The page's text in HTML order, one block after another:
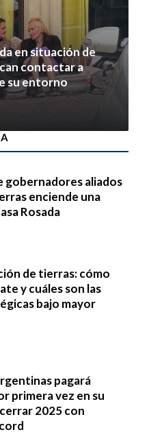
en situación de
contactar a
su entorno
gobernadores aliados
enciende una
Rosada
de tierras: cómo
y cuáles son las
bajo mayor
pagará
primera vez en su
2025 con